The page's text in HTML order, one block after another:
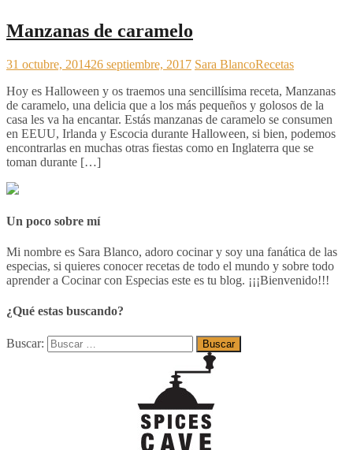
Manzanas de caramelo
31 octubre, 201426 septiembre, 2017 Sara BlancoRecetas
Hoy es Halloween y os traemos una sencillísima receta, Manzanas
de caramelo, una delicia que a los más pequeños y golosos de la
casa les va ha encantar. Estás manzanas de caramelo se consumen
en EEUU, Irlanda y Escocia durante Halloween, si bien, podemos
encontrarlas en muchas otras fiestas como en Inglaterra que se
toman durante […]
Un poco sobre mí
Mi nombre es Sara Blanco, adoro cocinar y soy una fanática de las
especias, si quieres conocer recetas de todo el mundo y sobre todo
aprender a Cocinar con Especias este es tu blog. ¡¡¡Bienvenido!!!
¿Qué estas buscando?
Buscar: